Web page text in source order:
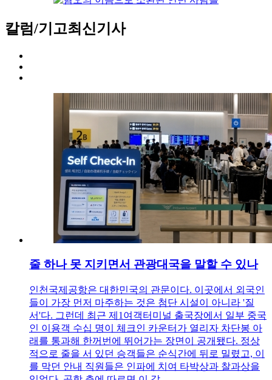
칼럼/기고최신기사
줄 하나 못 지키면서 관광대국을 말할 수 있나
인천국제공항은 대한민국의 관문이다. 이곳에서 외국인
들이 가장 먼저 마주하는 것은 첨단 시설이 아니라 '질
서'다. 그런데 최근 제1여객터미널 출국장에서 일부 중국
인 이용객 수십 명이 체크인 카운터가 열리자 차단봉 아
래를 통과해 한꺼번에 뛰어가는 장면이 공개됐다. 정상
적으로 줄을 서 있던 승객들은 순식간에 뒤로 밀렸고, 이
를 막던 안내 직원들은 인파에 치여 타박상과 찰과상을